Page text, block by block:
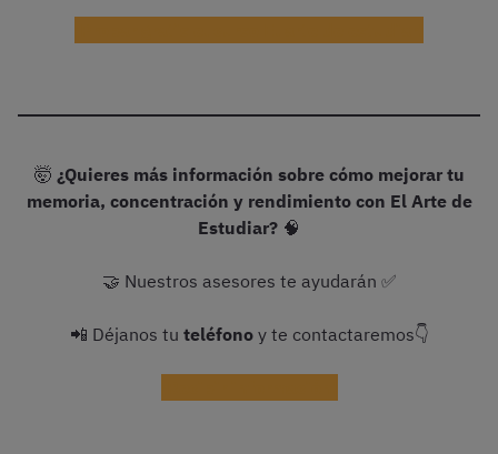
🤯 ¿Quieres más información sobre cómo mejorar tu
memoria, concentración y rendimiento con El Arte de
Estudiar? 🧠
🤝 Nuestros asesores te ayudarán ✅
📲 Déjanos tu teléfono y te contactaremos👇